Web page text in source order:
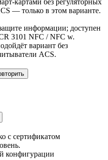
— только в этом варианте.
информации; доступен
3101 NFC / NFC w.
вариант без
ACS.
с сертификатом
конфигурации